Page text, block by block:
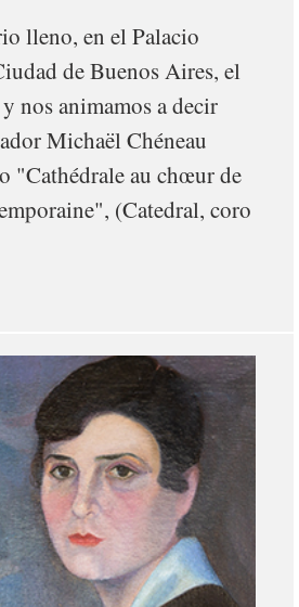
lleno, en el Palacio
de Buenos Aires, el
nos animamos a decir
Michaël Chéneau
"Cathédrale au chœur de
(Catedral, coro